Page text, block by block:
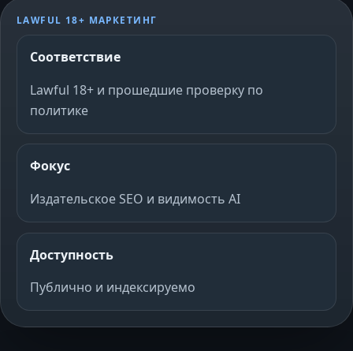
LAWFUL 18+ МАРКЕТИНГ
Соответствие
Lawful 18+ и прошедшие проверку по
политике
Фокус
Издательское SEO и видимость AI
Доступность
Публично и индексируемо